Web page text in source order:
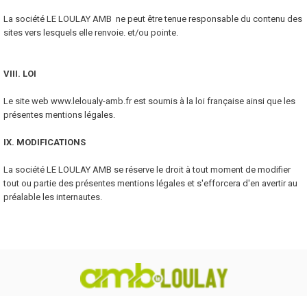
La société LE LOULAY AMB ne peut être tenue responsable du contenu des
sites vers lesquels elle renvoie. et/ou pointe.
VIII. LOI
Le site web www.leloualy-amb.fr est soumis à la loi française ainsi que les
présentes mentions légales.
IX. MODIFICATIONS
La société LE LOULAY AMB se réserve le droit à tout moment de modifier
tout ou partie des présentes mentions légales et s'efforcera d'en avertir au
préalable les internautes.